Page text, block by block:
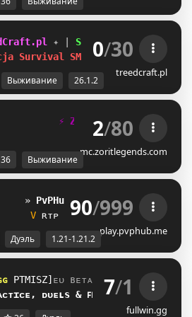
✦ SMP | Duels |
Survival SMP 26.1.2!
0/30
treedcraft.pl
Выживание 26.1.2
⚡ Z T NET WO ⚡
2/80
mc.zoritlegends.com
36 Выживание
» PvPHub [ 1.21.2-1.21.X
M ʀᴛᴘ ᴅᴜᴇʟs ? ᴇᴠᴇɴᴛs
90/999
play.pvphub.me
Дуэль 1.21-1.21.2
LDVAU]] ᴇᴜ ʙᴇᴛᴀ
ᴅᴜᴇʟѕ & ꜰꜰᴀ
7/1
fullwin.gg